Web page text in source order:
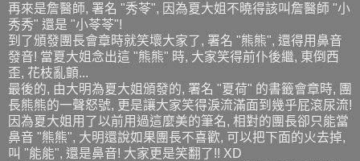
再來是詹醫師, 署名 "秀苓", 因為夏大姐不曉得該叫詹醫師 "小
秀秀" 還是 "小苓苓"!
到了頒發團長會章時就笑壞大家了, 署名 "熊熊", 還得用鼻音
發音! 當夏大姐念出這 "熊熊" 時, 大家笑得前仆後繼, 東倒西
歪, 花枝亂顫...
最後的, 由大明為夏大姐頒發的, 署名 "夏荷" 的書籤會章時, 團
長熊熊的一聲怒號, 更是讓大家笑得淚流滿面到幾乎屁滾尿流!
因為夏大姐用了以前用過這麼美的筆名, 相對的團長卻只能當
鼻音 "熊熊", 大明還說如果團長不喜歡, 可以把下面的火去掉,
叫 "能能", 還是鼻音! 大家更是笑翻了!! XD